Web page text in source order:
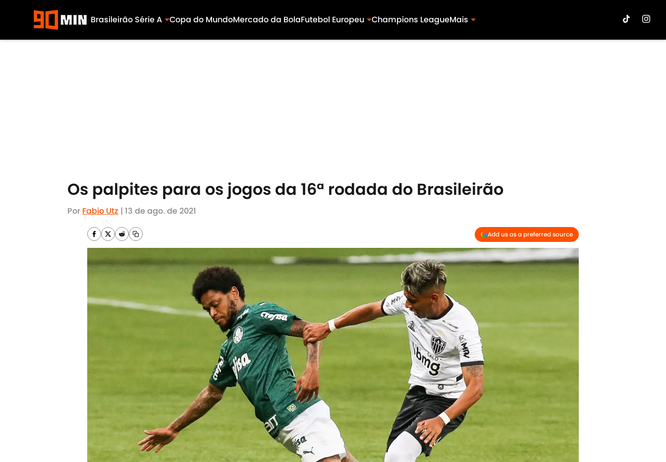
Brasileirão Série A Copa do MundoMercado da BolaFutebol Europeu Champions LeagueMais
Os palpites para os jogos da 16ª rodada do Brasileirão
Por Fabio Utz | 13 de ago. de 2021
Add us as a preferred source